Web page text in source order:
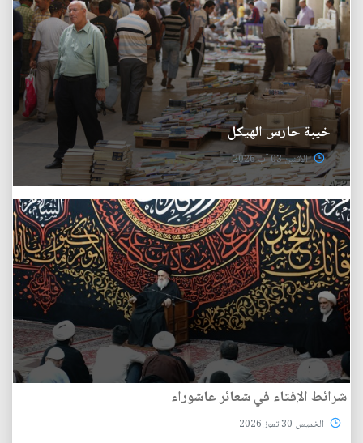
خيبة حارس الهيكل
الأثنين 03 آب 2026
شرائط الإفتاء في شعائر عاشوراء
الخميس 30 تموز 2026